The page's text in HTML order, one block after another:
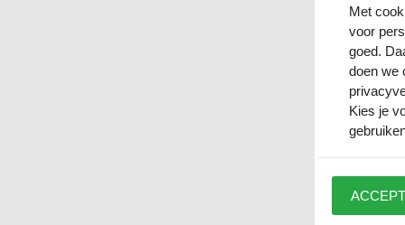
Met
voor
goed.
doen we
Kies je